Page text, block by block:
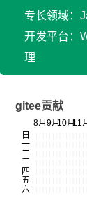
专长领域：
开发平台：
理
gitee贡献